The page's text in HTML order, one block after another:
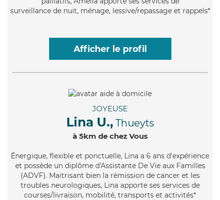
surveillance de nuit, ménage, lessive/repassage et rappels*
Afficher le profil
JOYEUSE
Lina U., Thueyts
à 5km de chez Vous
Énergique, flexible et ponctuelle, Lina a 6 ans d'expérience
et possède un diplôme d'Assistante De Vie aux Familles
(ADVF). Maitrisant bien la rémission de cancer et les
troubles neurologiques, Lina apporte ses services de
courses/livraison, mobilité, transports et activités*